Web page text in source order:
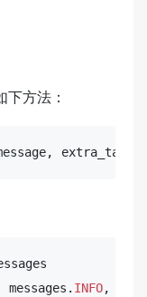
方法：
, extra_tags
messages. INFO,